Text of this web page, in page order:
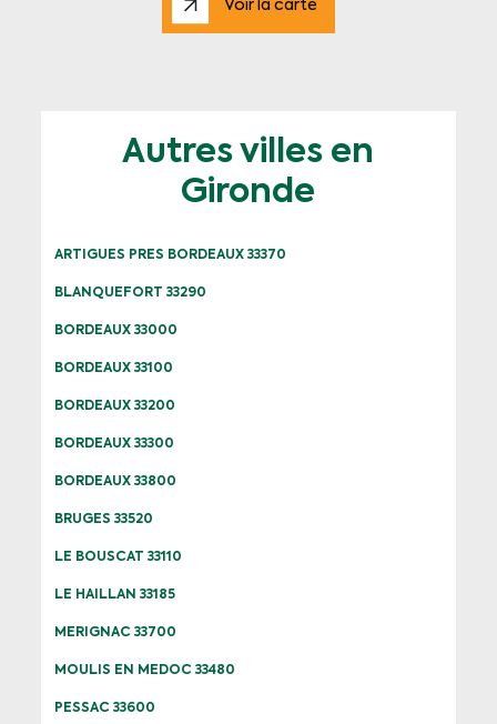
Voir la carte
Autres villes en
Gironde
ARTIGUES PRES BORDEAUX 33370
BLANQUEFORT 33290
BORDEAUX 33000
BORDEAUX 33100
BORDEAUX 33200
BORDEAUX 33300
BORDEAUX 33800
BRUGES 33520
LE BOUSCAT 33110
LE HAILLAN 33185
MERIGNAC 33700
MOULIS EN MEDOC 33480
PESSAC 33600